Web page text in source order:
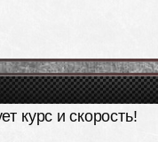
курс и скорость!